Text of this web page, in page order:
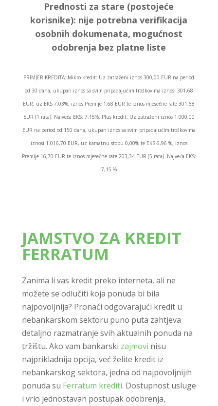
Prednosti za stare (postojeće
korisnike): nije potrebna verifikacija
osobnih dokumenata, mogućnost
odobrenja bez platne liste
PRIMJER KREDITA: Mikro kredit: Uz zatraženi iznos 300,00 EUR na period
od 30 dana, ukupan iznos sa svim pripadajućim troškovima iznosi 301,68
EUR, uz EKS 7,03%, iznos Premije 1,68 EUR te iznos mjesečne rate 301,68
EUR (1 rata). Najveća EKS: 7,15%, Plus kredit: Uz zatraženi iznos 1.000,00
EUR na period od 150 dana, ukupan iznos sa svim pripadajućim troškovima
iznosi 1.016,70 EUR, uz kamatnu stopu 0,00% te EKS 6,96 %, iznos
Premije 16,70 EUR te iznos mjesečne rate 203,34 EUR (5 rata). Najveća EKS:
7,15 %
JAMSTVO ZA KREDIT
FERRATUM
Zanima li vas kredit preko interneta, ali ne
možete se odlučiti koja ponuda bi bila
najpovoljnija? Pronaći odgovarajući kredit u
nebankarskom sektoru puno puta zahtjeva
detaljno razmatranje svih aktualnih ponuda na
tržištu. Ako vam bankarski zajmovi nisu
najprikladnija opcija, već želite kredit iz
nebankarskog sektora, jedna od najpovoljnijih
ponuda su Ferratum krediti. Dostupnost usluge
i vrlo jednostavan postupak odobrenja,